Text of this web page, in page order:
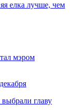
елка лучше, чем
мэром
главу